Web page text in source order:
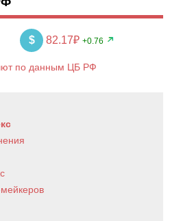
$ 82.17₽ +0.76
по данным ЦБ РФ